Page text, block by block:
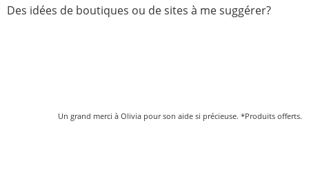
Des idées de boutiques ou de sites à me suggérer?
Un grand merci à Olivia pour son aide si précieuse. *Produits offerts.